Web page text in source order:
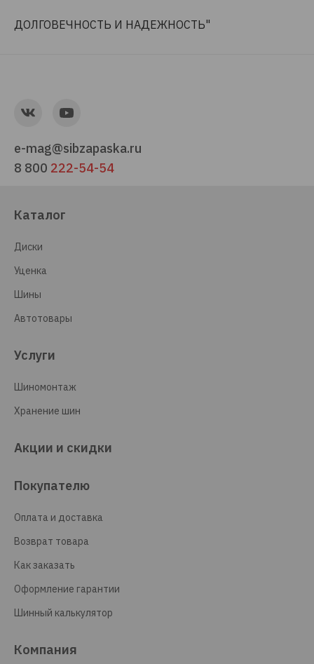
ДОЛГОВЕЧНОСТЬ И НАДЕЖНОСТЬ"
e-mag@sibzapaska.ru
8 800 222-54-54
Каталог
Диски
Уценка
Шины
Автотовары
Услуги
Шиномонтаж
Хранение шин
Акции и скидки
Покупателю
Оплата и доставка
Возврат товара
Как заказать
Оформление гарантии
Шинный калькулятор
Компания